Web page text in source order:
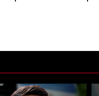
de tendencia con el